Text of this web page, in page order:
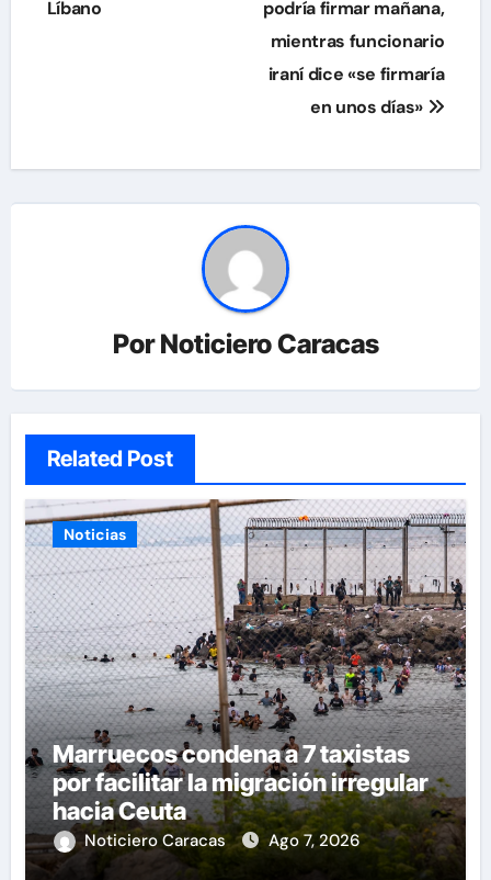
entradas
Líbano
podría firmar mañana,
mientras funcionario
iraní dice «se firmaría
en unos días»
PorNoticiero Caracas
Related Post
Noticias
Marruecos condena a 7 taxistas
por facilitar la migración irregular
hacia Ceuta
Noticiero Caracas Ago 7, 2026